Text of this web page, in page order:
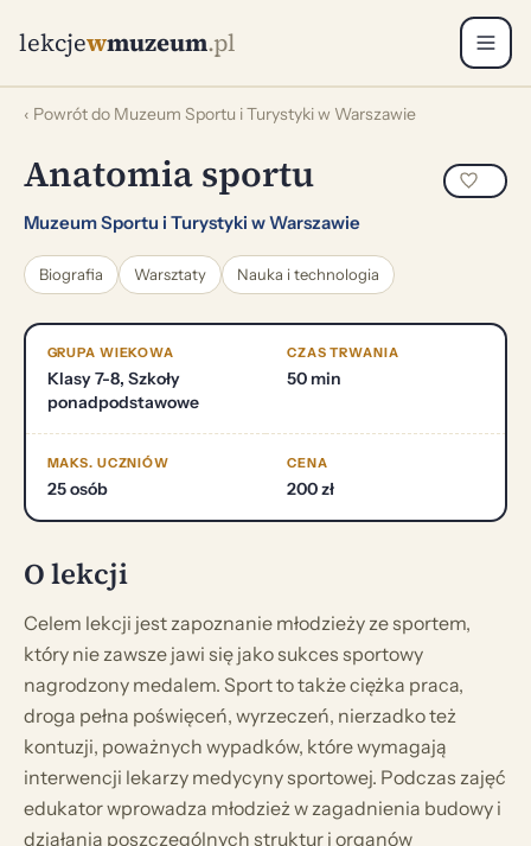
lekcjewmuzeum.pl
‹ Powrót do Muzeum Sportu i Turystyki w Warszawie
Anatomia sportu
Muzeum Sportu i Turystyki w Warszawie
Biografia Warsztaty Nauka i technologia
GRUPA WIEKOWA
Klasy 7-8, Szkoły
ponadpodstawowe
CZAS TRWANIA
50 min
MAKS. UCZNIÓW
25 osób
CENA
200 zł
O lekcji
Celem lekcji jest zapoznanie młodzieży ze sportem,
który nie zawsze jawi się jako sukces sportowy
nagrodzony medalem. Sport to także ciężka praca,
droga pełna poświęceń, wyrzeczeń, nierzadko też
kontuzji, poważnych wypadków, które wymagają
interwencji lekarzy medycyny sportowej. Podczas zajęć
edukator wprowadza młodzież w zagadnienia budowy i
działania poszczególnych struktur i organów